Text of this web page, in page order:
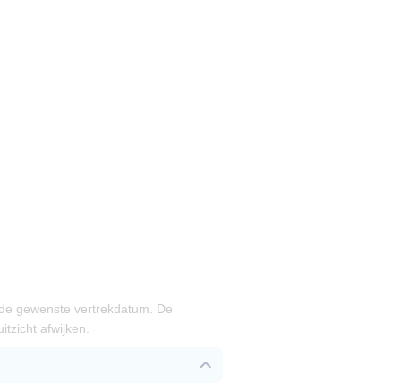
gewenste vertrekdatum. De
afwijken.